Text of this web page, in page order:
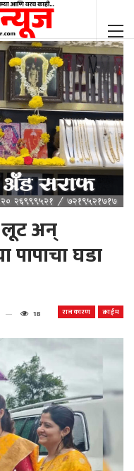
लूट अन्
घडा
राजकारण क्राईम
18